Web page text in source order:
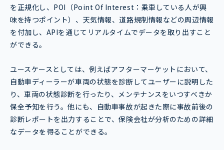
を正規化し、POI（Point Of Interest：乗車している人が興
味を持つポイント）、天気情報、道路規制情報などの周辺情報
を付加し、APIを通じてリアルタイムでデータを取り出すこと
ができる。
ユースケースとしては、例えばアフターマーケットにおいて、
自動車ディーラーが車両の状態を診断してユーザーに説明した
り、車両の状態診断を行ったり、メンテナンスをいつすべきか
保全予知を行う。他にも、自動車事故が起きた際に事故前後の
診断レポートを出力することで、保険会社が分析のための詳細
なデータを得ることができる。